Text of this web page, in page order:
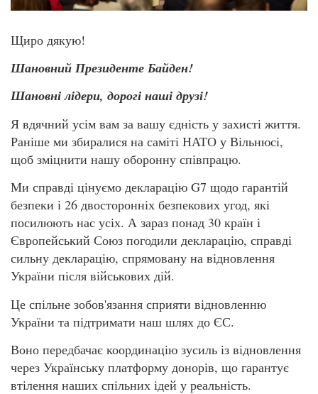
Щиро дякую!
Шановний Президенте Байден!
Шановні лідери, дорогі наші друзі!
Я вдячний усім вам за вашу єдність у захисті життя.
Раніше ми збиралися на саміті НАТО у Вільнюсі,
щоб зміцнити нашу оборонну співпрацю.
Ми справді цінуємо декларацію G7 щодо гарантій
безпеки і 26 двосторонніх безпекових угод, які
посилюють нас усіх. А зараз понад 30 країн і
Європейський Союз погодили декларацію, справді
сильну декларацію, спрямовану на відновлення
України після військових дій.
Це спільне зобов'язання сприяти відновленню
України та підтримати наш шлях до ЄС.
Воно передбачає координацію зусиль із відновлення
через Українську платформу донорів, що гарантує
втілення наших спільних ідей у реальність.